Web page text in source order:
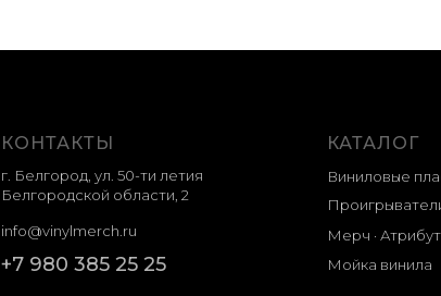
КОНТАКТЫ
г. Белгород, ул. 50-ти летия
Белгородской области, 2
КАТАЛОГ
Виниловые
+7 980 385 25 25
Мерч ·
Мойка винила
info@vinylmerch.ru